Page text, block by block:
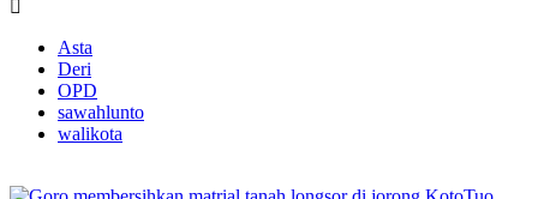
Asta
Deri
OPD
sawahlunto
walikota